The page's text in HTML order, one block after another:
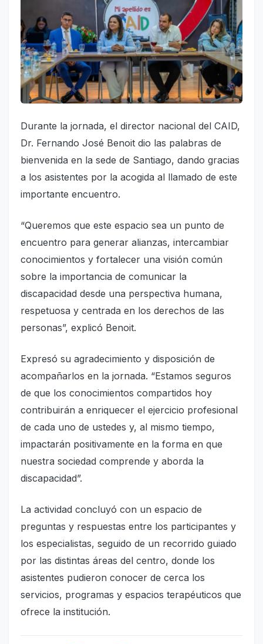
Durante la jornada, el director nacional del CAID,
Dr. Fernando José Benoit dio las palabras de
bienvenida en la sede de Santiago, dando gracias
a los asistentes por la acogida al llamado de este
importante encuentro.
“Queremos que este espacio sea un punto de
encuentro para generar alianzas, intercambiar
conocimientos y fortalecer una visión común
sobre la importancia de comunicar la
discapacidad desde una perspectiva humana,
respetuosa y centrada en los derechos de las
personas”, explicó Benoit.
Expresó su agradecimiento y disposición de
acompañarlos en la jornada. “Estamos seguros
de que los conocimientos compartidos hoy
contribuirán a enriquecer el ejercicio profesional
de cada uno de ustedes y, al mismo tiempo,
impactarán positivamente en la forma en que
nuestra sociedad comprende y aborda la
discapacidad”.
La actividad concluyó con un espacio de
preguntas y respuestas entre los participantes y
los especialistas, seguido de un recorrido guiado
por las distintas áreas del centro, donde los
asistentes pudieron conocer de cerca los
servicios, programas y espacios terapéuticos que
ofrece la institución.